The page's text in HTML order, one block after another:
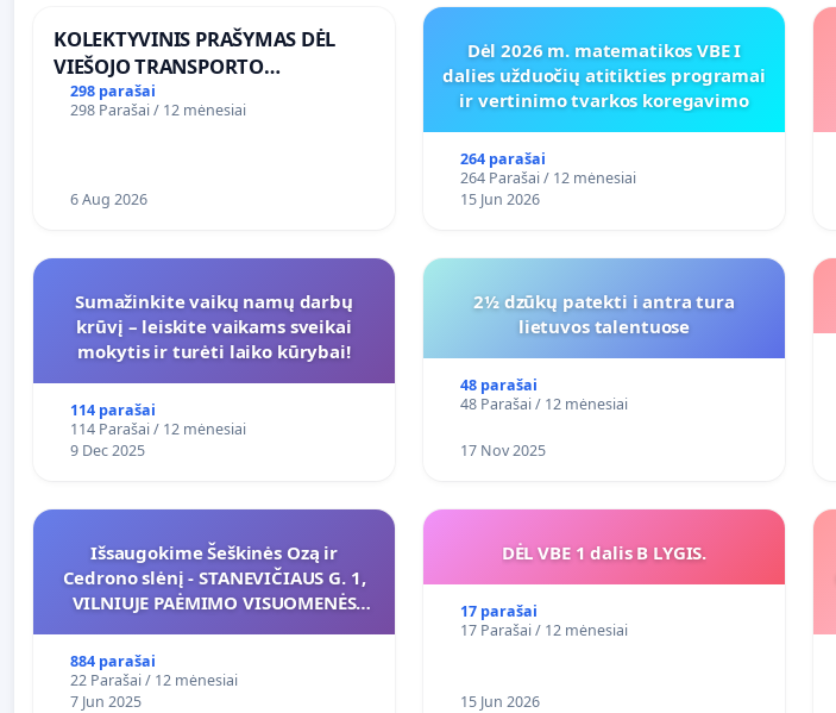
KOLEKTYVINIS PRAŠYMAS DĖL
VIEŠOJO TRANSPORTO
SUSISIEKIMO GERINIMO
VOSYLIUKŲ KAIME
298 parašai
298 Parašai / 12 mėnesiai
6 Aug 2026
Dėl 2026 m. matematikos VBE I
dalies užduočių atitikties programai
ir vertinimo tvarkos koregavimo
264 parašai
264 Parašai / 12 mėnesiai
15 Jun 2026
Sumažinkite vaikų namų darbų
krūvį – leiskite vaikams sveikai
mokytis ir turėti laiko kūrybai!
114 parašai
114 Parašai / 12 mėnesiai
9 Dec 2025
2½ dzūkų patekti i antra tura
lietuvos talentuose
48 parašai
48 Parašai / 12 mėnesiai
17 Nov 2025
Išsaugokime Šeškinės Ozą ir
Cedrono slėnį - STANEVIČIAUS G. 1,
VILNIUJE PAĖMIMO VISUOMENĖS
PRITAIKYMO VIEŠAJAI ŽELDYNŲ
FUNKCIJAI
884 parašai
22 Parašai / 12 mėnesiai
7 Jun 2025
DĖL VBE 1 dalis B LYGIS.
17 parašai
17 Parašai / 12 mėnesiai
15 Jun 2026